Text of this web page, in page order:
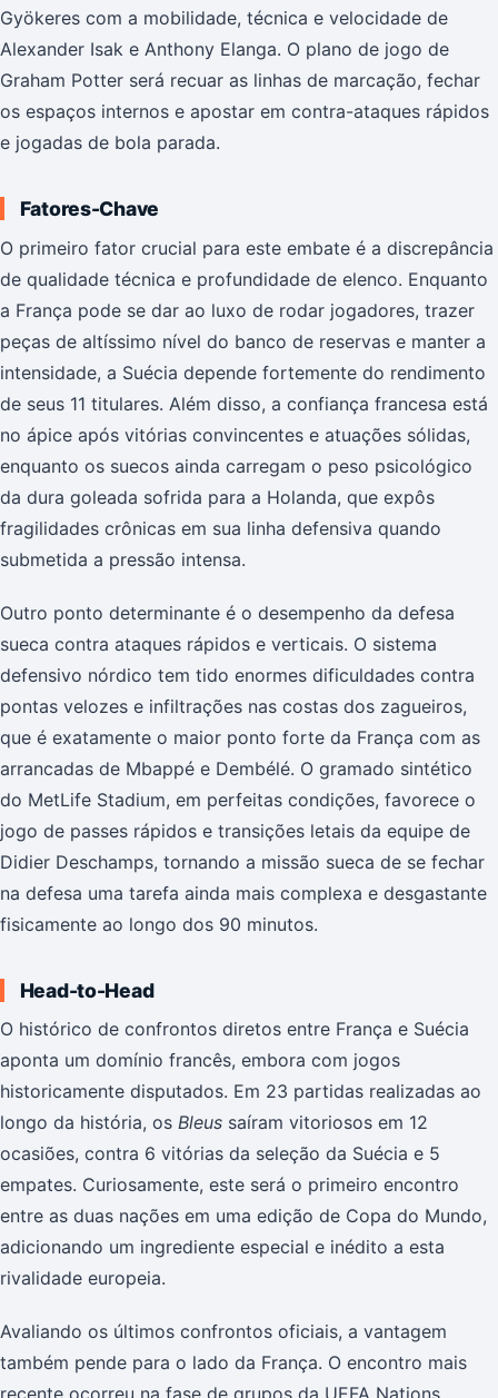
Gyökeres com a mobilidade, técnica e velocidade de
Alexander Isak e Anthony Elanga. O plano de jogo de
Graham Potter será recuar as linhas de marcação, fechar
os espaços internos e apostar em contra-ataques rápidos
e jogadas de bola parada.
Fatores-Chave
O primeiro fator crucial para este embate é a discrepância
de qualidade técnica e profundidade de elenco. Enquanto
a França pode se dar ao luxo de rodar jogadores, trazer
peças de altíssimo nível do banco de reservas e manter a
intensidade, a Suécia depende fortemente do rendimento
de seus 11 titulares. Além disso, a confiança francesa está
no ápice após vitórias convincentes e atuações sólidas,
enquanto os suecos ainda carregam o peso psicológico
da dura goleada sofrida para a Holanda, que expôs
fragilidades crônicas em sua linha defensiva quando
submetida a pressão intensa.
Outro ponto determinante é o desempenho da defesa
sueca contra ataques rápidos e verticais. O sistema
defensivo nórdico tem tido enormes dificuldades contra
pontas velozes e infiltrações nas costas dos zagueiros,
que é exatamente o maior ponto forte da França com as
arrancadas de Mbappé e Dembélé. O gramado sintético
do MetLife Stadium, em perfeitas condições, favorece o
jogo de passes rápidos e transições letais da equipe de
Didier Deschamps, tornando a missão sueca de se fechar
na defesa uma tarefa ainda mais complexa e desgastante
fisicamente ao longo dos 90 minutos.
Head-to-Head
O histórico de confrontos diretos entre França e Suécia
aponta um domínio francês, embora com jogos
historicamente disputados. Em 23 partidas realizadas ao
longo da história, os Bleus saíram vitoriosos em 12
ocasiões, contra 6 vitórias da seleção da Suécia e 5
empates. Curiosamente, este será o primeiro encontro
entre as duas nações em uma edição de Copa do Mundo,
adicionando um ingrediente especial e inédito a esta
rivalidade europeia.
Avaliando os últimos confrontos oficiais, a vantagem
também pende para o lado da França. O encontro mais